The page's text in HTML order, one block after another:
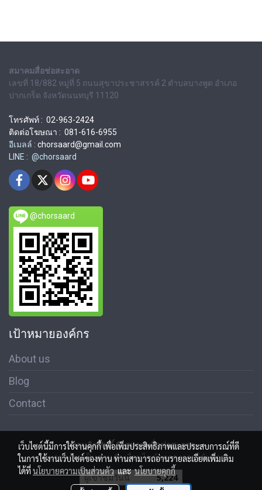
สมาคมสื่อช่อสะอาด
เลขที่ 18/882 หมู่ที่ 5 ถนนสุขาประชาสรรค์ 2 ตำบลบางพูด อำเภอ
ปากเกร็ด จังหวัดนนทบุรี 11120
โทรศัพท์ : 02-963-2424
ติดต่อโฆษณา : 081-616-6955
อีเมลล์ : chorsaard@gmail.com
LINE : @chorsaard
@chorsaard
เป้าหมายองค์กร
About us
Blog
Contact
สงวนลิขสิทธิ์ © สมาคมสื่อช่อสะอาด
นโนบายความเป็นส่วนตัว เงื่อนไขข้อตกลงการใช้บริการ
ผู้เข้าชมวันนี้ 5,224
เว็บไซต์นี้มีการใช้งานคุกกี้ เพื่อเพิ่มประสิทธิภาพและประสบการณ์ที่ดี
ในการใช้งานเว็บไซต์ของท่าน ท่านสามารถอ่านรายละเอียดเพิ่มเติม
ได้ที่นโยบายความเป็นส่วนตัวและนโยบายคุกกี้